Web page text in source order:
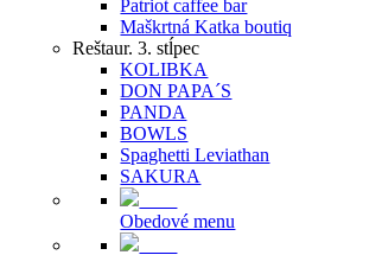
Patriot caffee bar
Maškrtná Katka boutiq
Reštaur. 3. stĺpec
KOLIBKA
DON PAPA´S
PANDA
BOWLS
Spaghetti Leviathan
SAKURA
Obedové menu